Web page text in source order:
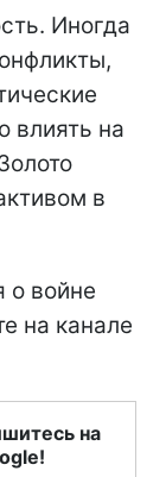
Иногда
влиять на
в
войне
на канале
на